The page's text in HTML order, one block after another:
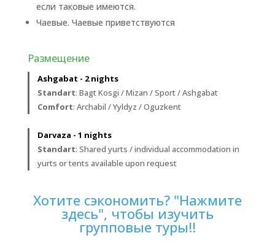
если таковые имеются.
Чаевые. Чаевые приветствуются
Размещение
Ashgabat - 2 nights
Standart: Bagt Kosgi / Mizan / Sport / Ashgabat
Comfort: Archabil / Yyldyz / Oguzkent
Darvaza - 1 nights
Standart: Shared yurts / individual accommodation in
yurts or tents available upon request
Хотите сэкономить? "Нажмите
здесь", чтобы изучить
групповые туры!!